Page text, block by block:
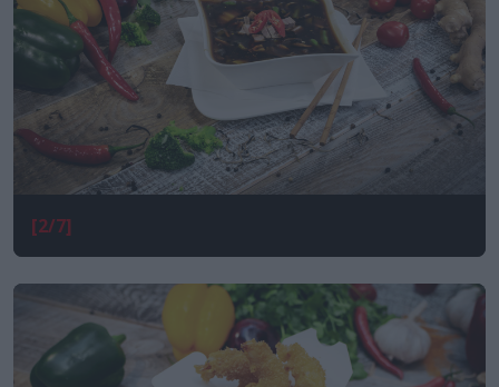
[2/7]